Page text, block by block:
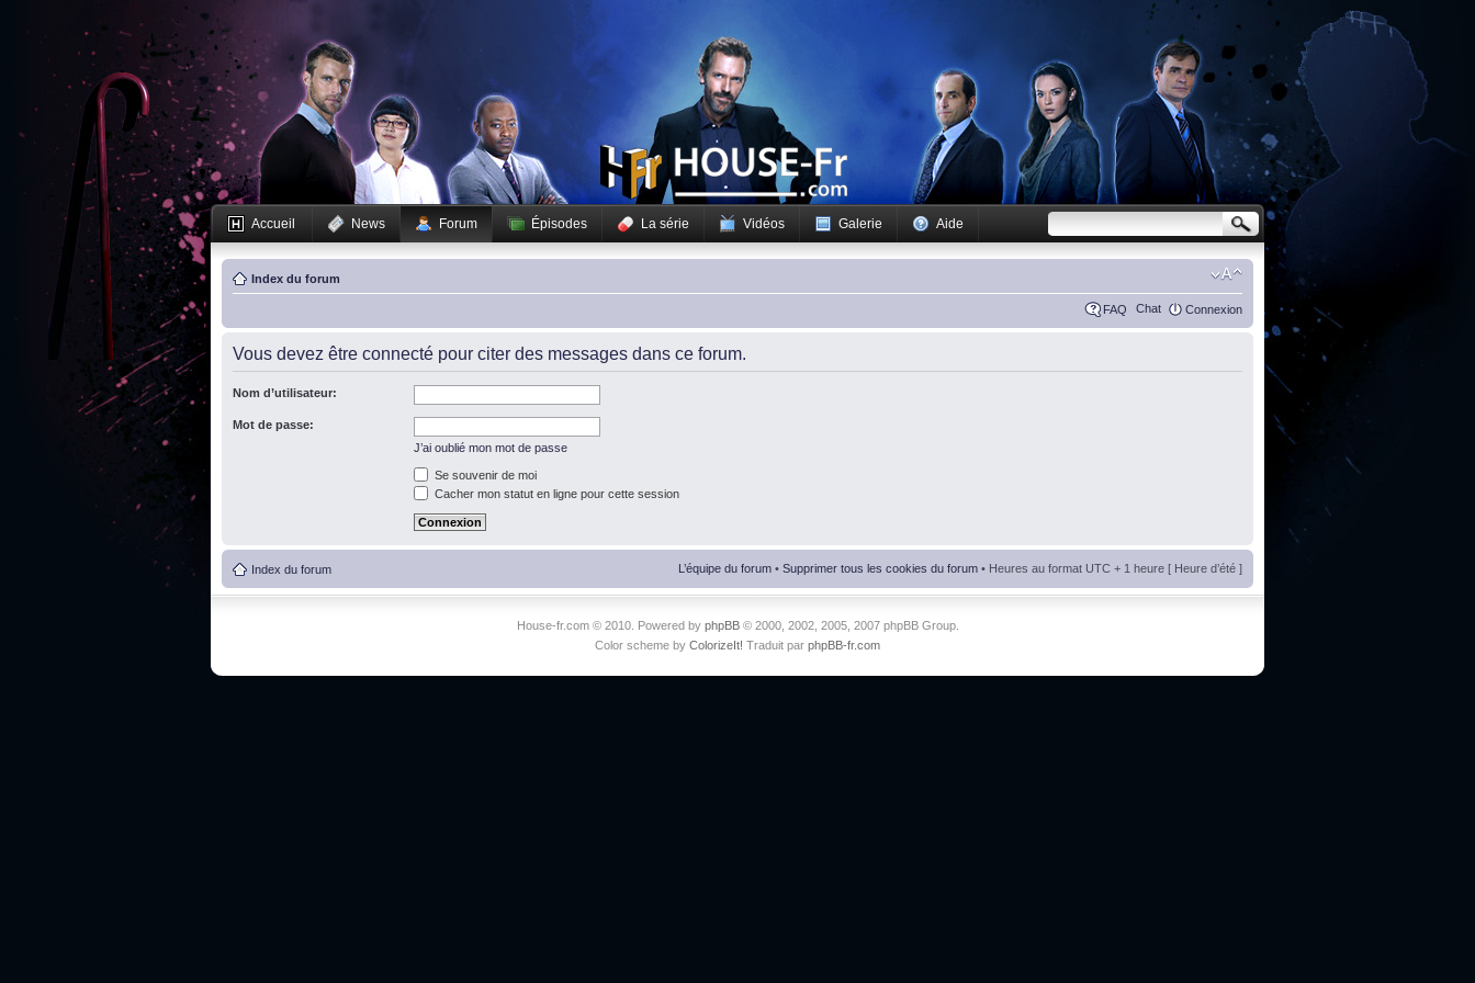
Accueil News Forum Épisodes La série Vidéos Galerie Aide
Index du forum
FAQ Chat Connexion
Vous devez être connecté pour citer des messages dans ce forum.
Nom d’utilisateur:
Mot de passe:
J’ai oublié mon mot de passe
Se souvenir de moi
Cacher mon statut en ligne pour cette session
Index du forum L’équipe du forum • Supprimer tous les cookies du forum • Heures au format UTC + 1 heure [ Heure d’été ]
House-fr.com © 2010. Powered by phpBB© 2000, 2002, 2005, 2007 phpBB Group.
Color scheme by ColorizeIt! Traduit par phpBB-fr.com